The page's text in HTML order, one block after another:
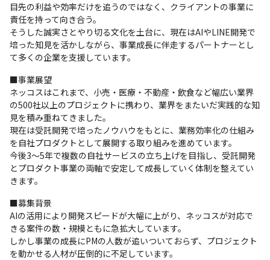
目先の利益や効率だけを追うのではなく、クライアントの事業に
責任を持って向き合う。
そうした誠実さとやり切る文化を土台に、現在はAIやLINE開発で
培った知見を活かしながら、事業成長に伴走するパートナーとし
て多くの企業を支援しています。
■事業展望
ネッコスはこれまで、小売・医療・不動産・飲食など幅広い業界
の500社以上のプロジェクトに携わり、業界をまたいだ実践的な知
見を積み重ねてきました。
現在は受託開発で培ったノウハウをもとに、業務効率化の仕組み
を自社プロダクトとして展開する取り組みを進めています。
今後3〜5年で複数の自社サービスの立ち上げを目指し、受託開発
とプロダクト事業の両軸で安定して成長していく体制を整えてい
きます。
■募集背景
AIの活用により開発スピードが大幅に上がり、ネッコスが対応で
きる案件の数・規模ともに急拡大しています。
しかし事業の成長にPMの人数が追いついておらず、プロジェクト
を動かせる人材が圧倒的に不足しています。